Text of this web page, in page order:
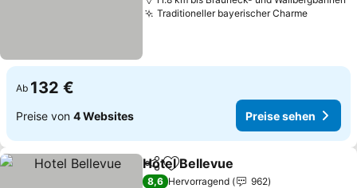
Traditioneller bayerischer CharmePreise
Ab 132 €
Preise von 4 Websites Preise sehen
TeilenZu Favoriten hinzufügen
Hotel Bellevue
8,6 Hervorragend
962